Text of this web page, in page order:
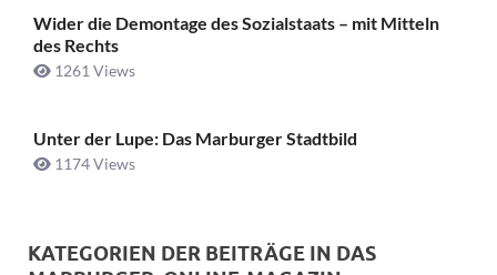
Wider die Demontage des Sozialstaats – mit Mitteln
des Rechts
1261 Views
Unter der Lupe: Das Marburger Stadtbild
1174 Views
KATEGORIEN DER BEITRÄGE IN DAS